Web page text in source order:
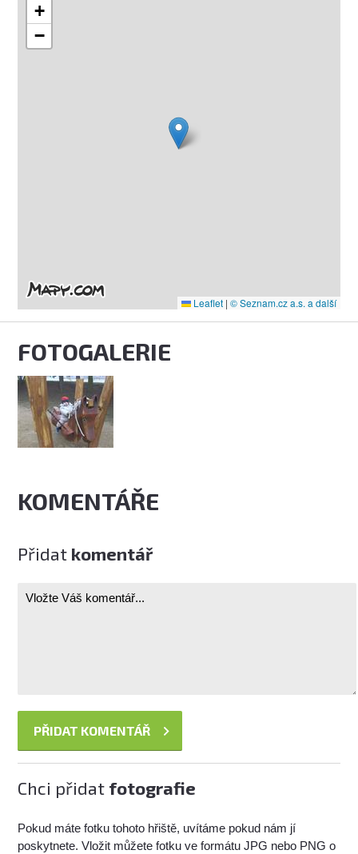
+
−
Leaflet | © Seznam.cz a.s. a další
FOTOGALERIE
KOMENTÁŘE
Přidat komentář
Chci přidat fotografie
Pokud máte fotku tohoto hřiště, uvítáme pokud nám jí
poskytnete. Vložit můžete fotku ve formátu JPG nebo PNG o